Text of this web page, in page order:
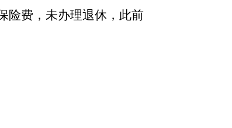
险费，未办理退休，此前